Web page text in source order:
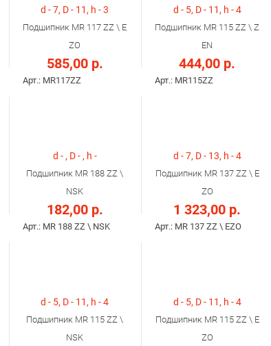
d - 7, D - 11, h - 3
Подшипник MR 117 ZZ \ E
ZO
585,00 р.
Арт.: MR117ZZ
d - 5, D - 11, h - 4
Подшипник MR 115 ZZ \ Z
EN
444,00 р.
Арт.: MR115ZZ
d - , D - , h -
Подшипник MR 188 ZZ \
NSK
182,00 р.
Арт.: MR 188 ZZ \ NSK
d - 7, D - 13, h - 4
Подшипник MR 137 ZZ \ E
ZO
1 323,00 р.
Арт.: MR 137 ZZ \ EZO
d - 5, D - 11, h - 4
Подшипник MR 115 ZZ \
NSK
d - 5, D - 11, h - 4
Подшипник MR 115 ZZ \ E
ZO